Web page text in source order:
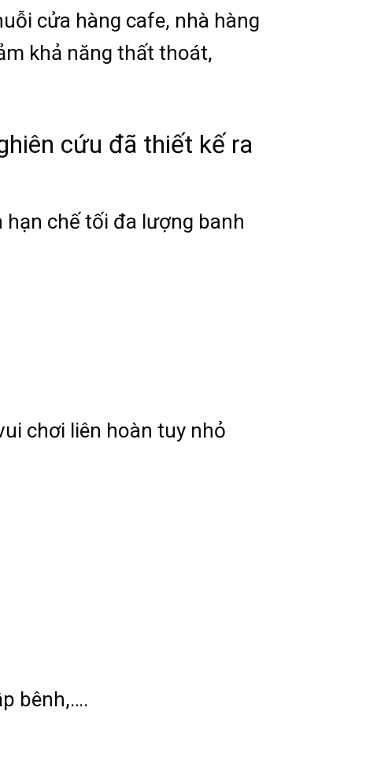
cửa hàng cafe, nhà hàng
khả năng thất thoát,
cứu đã thiết kế ra
chế tối đa lượng banh
chơi liên hoàn tuy nhỏ
bênh,….